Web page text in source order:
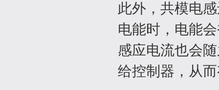
此外，共模电
电能时，电能
感应电流也会
给控制器，从